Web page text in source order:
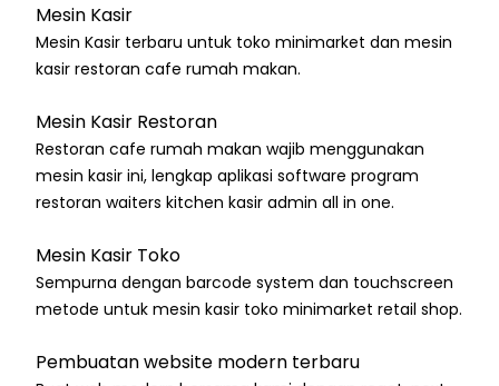
Mesin Kasir
Mesin Kasir terbaru untuk toko minimarket dan mesin
kasir restoran cafe rumah makan.
Mesin Kasir Restoran
Restoran cafe rumah makan wajib menggunakan
mesin kasir ini, lengkap aplikasi software program
restoran waiters kitchen kasir admin all in one.
Mesin Kasir Toko
Sempurna dengan barcode system dan touchscreen
metode untuk mesin kasir toko minimarket retail shop.
Pembuatan website modern terbaru